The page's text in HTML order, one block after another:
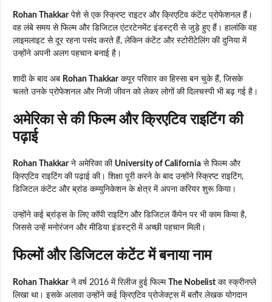
Rohan Thakkarपेशे से एक स्क्रिप्ट राइटर और क्रिएटिव कंटेंट प्रोफेशनल हैं।
वह लंबे समय से फिल्म और डिजिटल एंटरटेनमेंट इंडस्ट्री से जुड़े हुए हैं। हालांकि वह
लाइमलाइट से दूर रहना पसंद करते हैं, लेकिन कंटेंट और स्टोरीटेलिंग की दुनिया में
उन्होंने अपनी अलग पहचान बनाई है।
शादी के बाद अब Rohan Thakkarकपूर परिवार का हिस्सा बन चुके हैं, जिसके
चलते उनके प्रोफेशनल और निजी जीवन को लेकर लोगों की दिलचस्पी भी बढ़ गई है।
अमेरिका से की फिल्म और क्रिएटिव राइटिंग की
पढ़ाई
Rohan Thakkarने अमेरिका की University of California से फिल्म और
क्रिएटिव राइटिंग की पढ़ाई की। शिक्षा पूरी करने के बाद उन्होंने स्क्रिप्ट राइटिंग,
डिजिटल कंटेंट और ब्रांड कम्युनिकेशन के क्षेत्र में अपना करियर शुरू किया।
उन्होंने कई ब्रांड्स के लिए कॉपी राइटिंग और डिजिटल कैंपेन पर भी काम किया है,
जिससे उन्हें मनोरंजन और मीडिया इंडस्ट्री में अच्छी पहचान मिली।
फिल्मों और डिजिटल कंटेंट में बनाया नाम
Rohan Thakkarने वर्ष 2016 में रिलीज हुई फिल्म The Nobelist का स्क्रीनप्ले
लिखा था। इसके अलावा उन्होंने कई क्रिएटिव प्रोजेक्ट्स में बतौर लेखक योगदान